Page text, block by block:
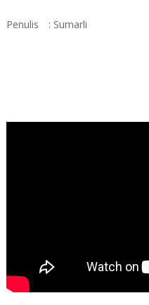
Penulis : Sumarli